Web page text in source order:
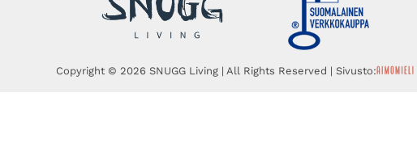
Copyright © 2026 SNUGG Living | All Rights Reserved | Sivusto: